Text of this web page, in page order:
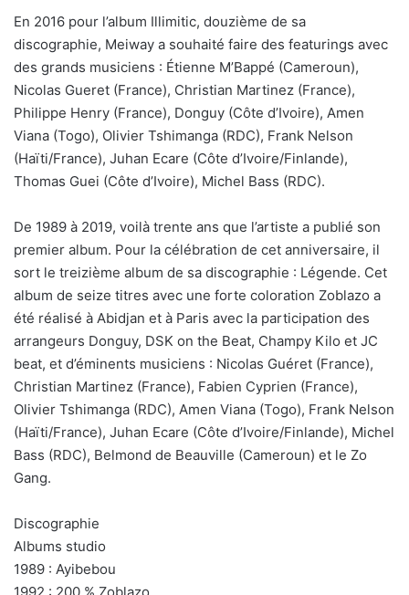
En 2016 pour l’album Illimitic, douzième de sa
discographie, Meiway a souhaité faire des featurings avec
des grands musiciens : Étienne M’Bappé (Cameroun),
Nicolas Gueret (France), Christian Martinez (France),
Philippe Henry (France), Donguy (Côte d’Ivoire), Amen
Viana (Togo), Olivier Tshimanga (RDC), Frank Nelson
(Haïti/France), Juhan Ecare (Côte d’Ivoire/Finlande),
Thomas Guei (Côte d’Ivoire), Michel Bass (RDC).
De 1989 à 2019, voilà trente ans que l’artiste a publié son
premier album. Pour la célébration de cet anniversaire, il
sort le treizième album de sa discographie : Légende. Cet
album de seize titres avec une forte coloration Zoblazo a
été réalisé à Abidjan et à Paris avec la participation des
arrangeurs Donguy, DSK on the Beat, Champy Kilo et JC
beat, et d’éminents musiciens : Nicolas Guéret (France),
Christian Martinez (France), Fabien Cyprien (France),
Olivier Tshimanga (RDC), Amen Viana (Togo), Frank Nelson
(Haïti/France), Juhan Ecare (Côte d’Ivoire/Finlande), Michel
Bass (RDC), Belmond de Beauville (Cameroun) et le Zo
Gang.
Discographie
Albums studio
1989 : Ayibebou